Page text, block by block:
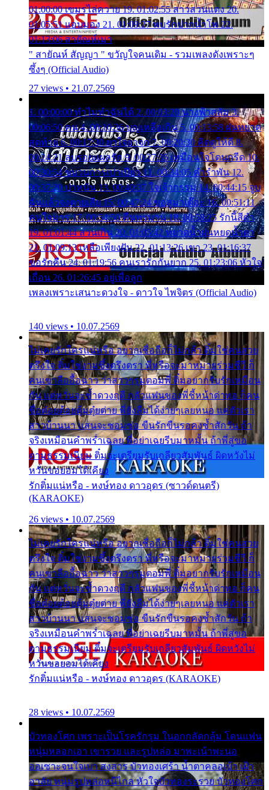
01:00:00 เขมรไล่ควาย 19. 01:02:55 สาวสวนแตง 20.
01:05:51 แอบมอง 21. 01:09:27 พบรักปากน้ำโพ 22.
01:13:06 สายัณห์เมา
" สายัณห์ สัญญา " ขวัญใจคนเดิม - รวมเพลงดังเพราะๆ
ซึ้งๆ (Official Audio)
27 views • 21.07.2569
1. 00:00:00 ทำไมทำฉันได้ 2. 00:03:20 นางฟ้าสลัม 3.
00:06:50 คน 4. 00:10:36 บุญเหลือเกิน 5. 00:13:58 ฝนหยาด
สุดท้าย 6. 00:17:30 ยาใจยาจก 7. 00:20:30 คิดดูให้ดี 8.
00:24:21 ลบรอยแผลรัก 9. 00:27:35 เหมือนใจโดนกรีด 10.
00:30:54 ขบวนการเปาเปียว 11. 00:34:05 คำรำพัน 12.
00:37:20 ปาหนัน 13. 00:40:37 ใจเจ้ากรรม 14. 00:44:15 จูบ
ฉันแล้วจงตายเสีย 15. 00:47:24 ขอสูมาเต๊อะ 16. 00:51:11
คนใจมาร 17. 00:54:50 คืนทรมาน 18. 00:58:25 รักนี้สีดำ
19. 01:01:44 ส่วนเกิน 20. 01:05:42 หยาดน้ำฝนหยดน้ำตา
21. 01:09:13 เหลือเพียงฝัน 22. 01:13:26 เขา 23. 01:16:37
ขอรักคืน 24. 01:19:56 คนเรารักกันยาก 25. 01:23:06 หัวใจ
เถื่อน 26. 01:26:45 อยู่เพื่อลูก
เพลงเพราะเสนาะดวงใจ - ดาวใจ ไพจิตร (Official Audio)
140 views • 10.07.2569
ไม่เคยรักใครแน่หรือ อยากเชื่อถือก็ไม่กล้า ติ๋มใช่คนสวย
ตรึงใจ ติ๋มใช่งามซึ้งตรึงตรา พี่หรือจะมาหมายร่วมชีวี ก็
คนเขาลืออื้อฉาว ว่าสาวๆรุมตอมพี่ ติ๋มอยากรับรักเหมือน
กัน แต่หวั่นจะช้ำดวงฤดี กลัวแฟนของพี่ชี้หน้าด่าทอ ก็คน
ชื่อต๋อยต้อยตุ้มตุ๋ยต่าย พี่ยังลืมได้ง่ายๆเลยหนอ แค่ตัวเรา
สาวบ้านนา แสนจะซอมซ่อ ขืนรักขืนรอคงช้ำสักวัน ถ้า
จริงเหมือนคำพร่ำเฉลย พี่อย่าเฉยรีบมาหมั้น ถ้าพี่สู่ขอ
ตามธรรมเนียม ติ๋มจะเตรียมรับเกลียวสัมพันธ์ ผิดหวังไม่
หวั่นขอยอมได้เคียง
รักติ๋มแน่หรือ - หงษ์ทอง ดาวอุดร (ซาวด์ดนตรี)
(KARAOKE)
26 views • 10.07.2569
ไม่เคยรักใครแน่หรือ อยากเชื่อถือก็ไม่กล้า ติ๋มใช่คนสวย
ตรึงใจ ติ๋มใช่งามซึ้งตรึงตรา พี่หรือจะมาหมายร่วมชีวี ก็
คนเขาลืออื้อฉาว ว่าสาวๆรุมตอมพี่ ติ๋มอยากรับรักเหมือน
กัน แต่หวั่นจะช้ำดวงฤดี กลัวแฟนของพี่ชี้หน้าด่าทอ ก็คน
ชื่อต๋อยต้อยตุ้มตุ๋ยต่าย พี่ยังลืมได้ง่ายๆเลยหนอ แค่ตัวเรา
สาวบ้านนา แสนจะซอมซ่อ ขืนรักขืนรอคงช้ำสักวัน ถ้า
จริงเหมือนคำพร่ำเฉลย พี่อย่าเฉยรีบมาหมั้น ถ้าพี่สู่ขอ
ตามธรรมเนียม ติ๋มจะเตรียมรับเกลียวสัมพันธ์ ผิดหวังไม่
หวั่นขอยอมได้เคียง
รักติ๋มแน่หรือ - หงษ์ทอง ดาวอุดร (KARAOKE)
28 views • 10.07.2569
บัวทองโศก เพราะเป็นโรครักรุม ในอกกลัดกลุ้ม โดนแฟน
หนุ่มหลอกเอา เขารวย และรูปหล่อ มาพะเน้าพะนอ
ออเซาะจนใจเบา สงสาร บัวทองเศร้า น้ำตาคลอเบ้า เฝ้า
อาลัย หนุ่มรูปหล่อหนีไกล หัวใจบัวทองระรวย บัวทองโศก